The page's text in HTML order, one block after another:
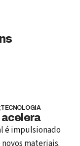
acelera
é impulsionado
materiais.